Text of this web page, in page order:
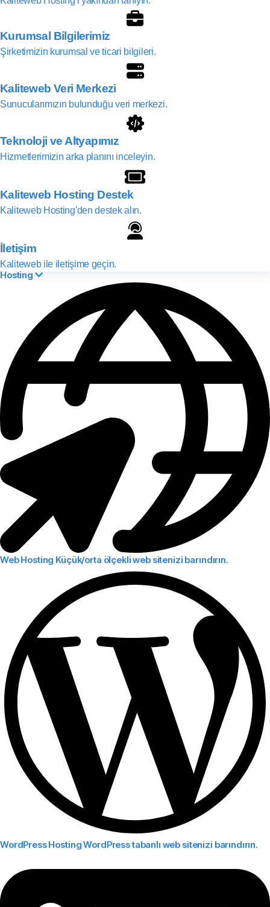
Kurumsal Bilgilerimiz
Şirketimizin kurumsal ve ticari bilgileri.
Kaliteweb Veri Merkezi
Sunucularımızın bulunduğu veri merkezi.
Teknoloji ve Altyapımız
Hizmetlerimizin arka planını inceleyin.
Kaliteweb Hosting Destek
Kaliteweb Hosting'den destek alın.
İletişim
Kaliteweb ile iletişime geçin.
Hosting
Web Hosting Küçük/orta ölçekli web sitenizi barındırın.
WordPress HostingWordPress tabanlı web sitenizi barındırın.